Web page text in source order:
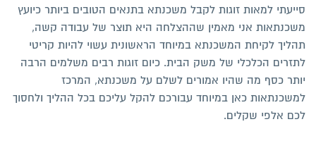
סייעתי למאות זוגות לקבל משכנתא בתנאים הטובים ביותר כיועץ
משכנתאות אני מאמין שההצלחה היא תוצר של עבודה קשה,
תהליך לקיחת המשכנתא במיוחד הראשונית עשוי להיות קריטי
לתזרים הכלכלי של משק הבית. כיום זוגות רבים משלמים הרבה
יותר כסף מה שהיו אמורים לשלם על משכנתא, המרכז
למשכנתאות כאן במיוחד עבורכם להקל עליכם בכל ההליך ולחסוך
לכם אלפי שקלים.